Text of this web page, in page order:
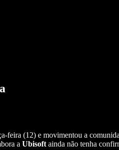
feira (12) e movimentou a
a Ubisoft ainda não tenha